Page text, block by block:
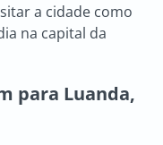
a cidade como
na capital da
para Luanda,